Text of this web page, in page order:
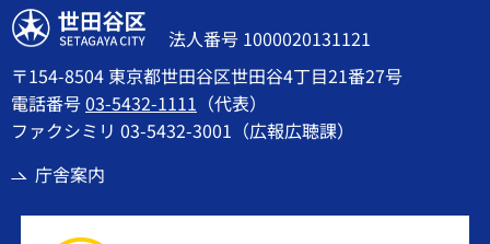
世田谷区
法人番号 1000020131121
〒154-8504 東京都世田谷区世田谷4丁目21番27号
電話番号03-5432-1111 （代表）
ファクシミリ 03-5432-3001（広報広聴課）
庁舎案内